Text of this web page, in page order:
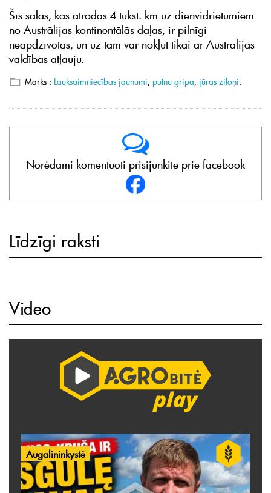
Šīs salas, kas atrodas 4 tūkst. km uz dienvidrietumiem
no Austrālijas kontinentālās daļas, ir pilnīgi
neapdzīvotas, un uz tām var nokļūt tikai ar Austrālijas
valdības atļauju.
Marks : Lauksaimniecības jaunumi, putnu gripa, jūras ziloņi.
Norėdami komentuoti prisijunkite prie facebook
Līdzīgi raksti
Video
Augalininkystė